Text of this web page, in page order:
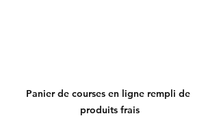
Panier de courses en ligne rempli de
produits frais